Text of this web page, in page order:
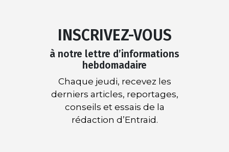
INSCRIVEZ-VOUS
à notre lettre d’informations
hebdomadaire
Chaque jeudi, recevez les
derniers articles, reportages,
conseils et essais de la
rédaction d’Entraid.